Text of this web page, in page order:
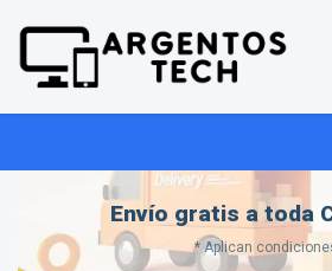
Envío gratis a toda
* Aplican